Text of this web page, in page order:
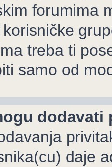
forumima
treba ti
samo od
dodavati
daje